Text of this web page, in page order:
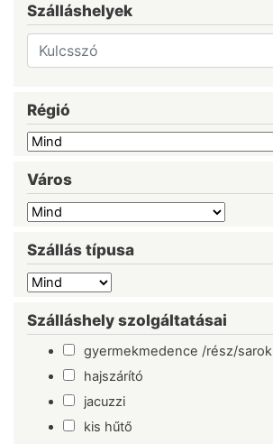
Szálláshelyek
Régió
Város
Szállás típusa
Szálláshely szolgáltatásai
gyermekmedence /rész/sarok
hajszárító
jacuzzi
kis hűtő